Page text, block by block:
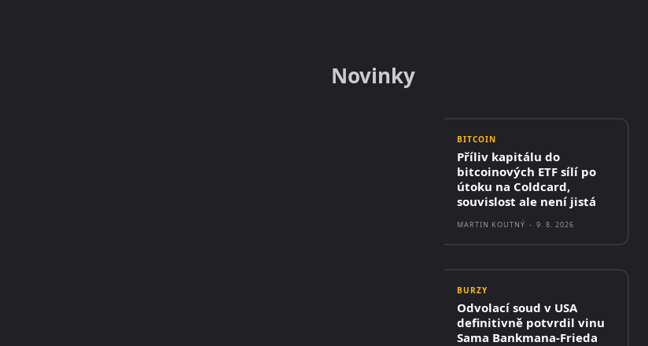
Novinky
BITCOIN
Příliv kapitálu do
bitcoinových ETF sílí po
útoku na Coldcard,
souvislost ale není jistá
MARTIN KOUTNÝ - 9. 8. 2026
BURZY
Odvolací soud v USA
definitivně potvrdil vinu
Sama Bankmana-Frieda